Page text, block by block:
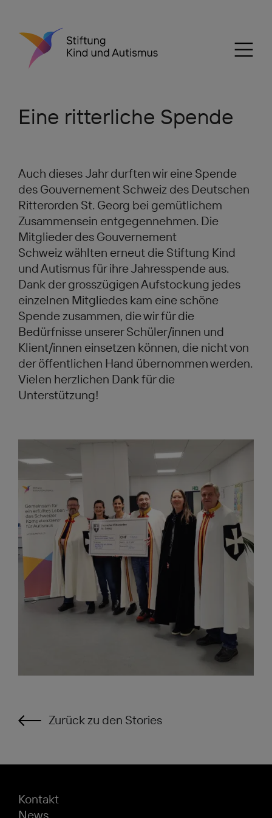
Eine ritterliche Spende
Auch dieses Jahr durften wir eine Spende
des Gouvernement Schweiz des Deutschen
Ritterorden St. Georg bei gemütlichem
Zusammensein entgegennehmen. Die
Mitglieder des Gouvernement
Schweiz wählten erneut die Stiftung Kind
und Autismus für ihre Jahresspende aus.
Dank der grosszügigen Aufstockung jedes
einzelnen Mitgliedes kam eine schöne
Spende zusammen, die wir für die
Bedürfnisse unserer Schüler/innen und
Klient/innen einsetzen können, die nicht von
der öffentlichen Hand übernommen werden.
Vielen herzlichen Dank für die
Unterstützung!
Zurück zu den Stories
Kontakt
News